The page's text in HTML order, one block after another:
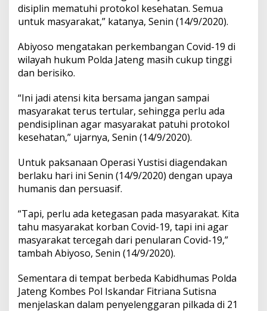
disiplin mematuhi protokol kesehatan. Semua
untuk masyarakat,” katanya, Senin (14/9/2020).
Abiyoso mengatakan perkembangan Covid-19 di
wilayah hukum Polda Jateng masih cukup tinggi
dan berisiko.
“Ini jadi atensi kita bersama jangan sampai
masyarakat terus tertular, sehingga perlu ada
pendisiplinan agar masyarakat patuhi protokol
kesehatan,” ujarnya, Senin (14/9/2020).
Untuk paksanaan Operasi Yustisi diagendakan
berlaku hari ini Senin (14/9/2020) dengan upaya
humanis dan persuasif.
“Tapi, perlu ada ketegasan pada masyarakat. Kita
tahu masyarakat korban Covid-19, tapi ini agar
masyarakat tercegah dari penularan Covid-19,”
tambah Abiyoso, Senin (14/9/2020).
Sementara di tempat berbeda Kabidhumas Polda
Jateng Kombes Pol Iskandar Fitriana Sutisna
menjelaskan dalam penyelenggaran pilkada di 21